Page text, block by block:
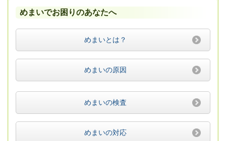
めまいでお困りのあなたへ
めまいとは？
めまいの原因
めまいの検査
めまいの対応